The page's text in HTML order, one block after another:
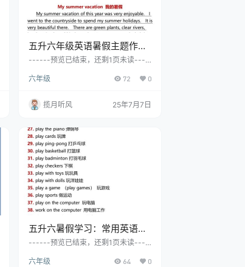
五升六年级英语暑假主题作文-
六上英语
------预览已结束，还剩1页未读----
档
六年级 72 0
揽月听风 25年7月7日
五升六暑假学习：常用英语短
语-六上英语
------预览已结束，还剩1页未读----
档
六年级 64 0